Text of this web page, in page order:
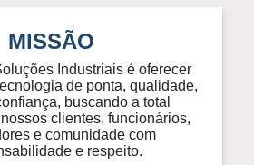
MISSÃO
Industriais é oferecer
de ponta, qualidade,
buscando a total
clientes, funcionários,
e comunidade com
e respeito.